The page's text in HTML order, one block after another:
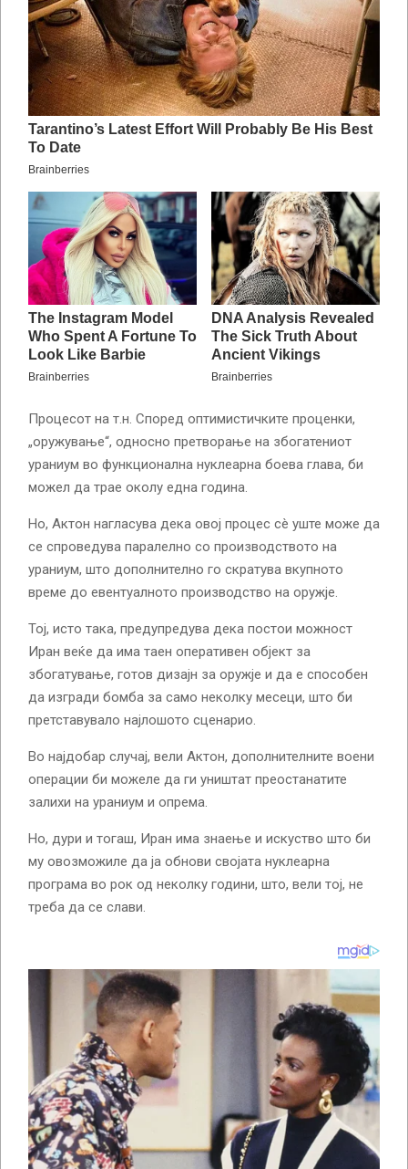
Процесот на т.н. Според оптимистичките проценки,
„оружување“, односно претворање на збогатениот
ураниум во функционална нуклеарна боева глава, би
можел да трае околу една година.
Но, Актон нагласува дека овој процес сè уште може да
се спроведува паралелно со производството на
ураниум, што дополнително го скратува вкупното
време до евентуалното производство на оружје.
Тој, исто така, предупредува дека постои можност
Иран веќе да има таен оперативен објект за
збогатување, готов дизајн за оружје и да е способен
да изгради бомба за само неколку месеци, што би
претставувало најлошото сценарио.
Во најдобар случај, вели Актон, дополнителните воени
операции би можеле да ги уништат преостанатите
залихи на ураниум и опрема.
Но, дури и тогаш, Иран има знаење и искуство што би
му овозможиле да ја обнови својата нуклеарна
програма во рок од неколку години, што, вели тој, не
треба да се слави.